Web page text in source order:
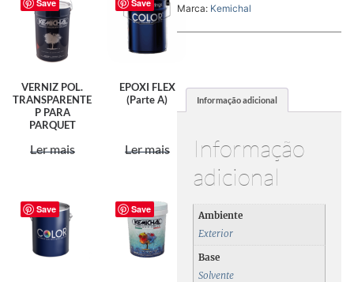
Save
VERNIZ POL.
TRANSPARENTE
P PARA
PARQUET
Ler mais
Save
EPOXI FLEX
(Parte A)
Ler mais
Save Save
Marca: Kemichal
Informação adicional
Informação
adicional
Ambiente
Exterior
Base
Solvente